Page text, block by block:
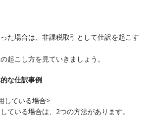
た場合は、非課税取引として仕訳を起こす
起こし方を見ていきましょう。
な仕訳事例
している場合>
ている場合は、2つの方法があります。